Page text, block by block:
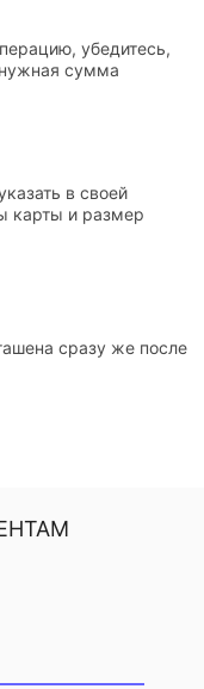
убедитесь,
сумма
в своей
карты и размер
сразу же после